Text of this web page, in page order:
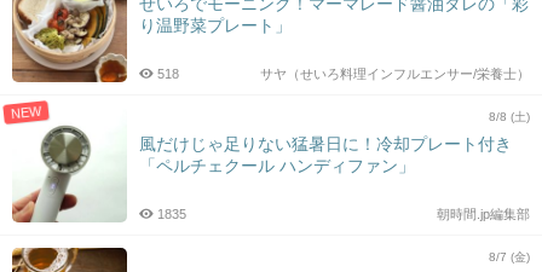
り温野菜プレート」
サヤ（せいろ料理インフルエンサー/栄養士）
518
NEW 8/8 (土)
風だけじゃ足りない猛暑日に！冷却プレート付き
「ペルチェクール ハンディファン」
朝時間.jp編集部
1835
8/7 (金)